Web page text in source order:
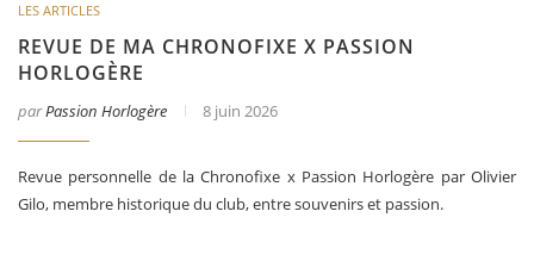
LES ARTICLES
REVUE DE MA CHRONOFIXE X PASSION
HORLOGÈRE
parPassion Horlogère 8 juin 2026
Revue personnelle de la Chronofixe x Passion Horlogère par Olivier
Gilo, membre historique du club, entre souvenirs et passion.